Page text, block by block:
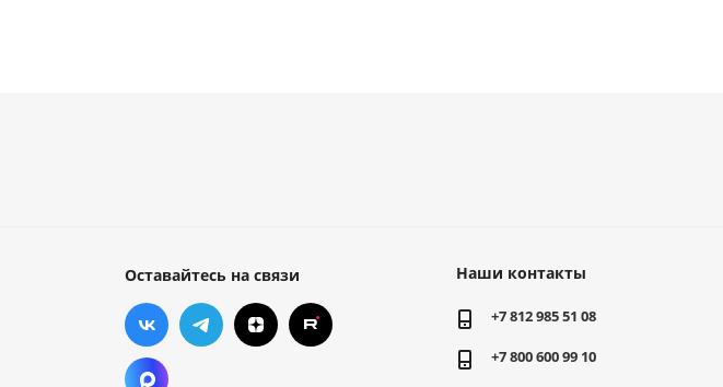
Оставайтесь на связи Наши контакты
+7 812 985 51 08
+7 800 600 99 10